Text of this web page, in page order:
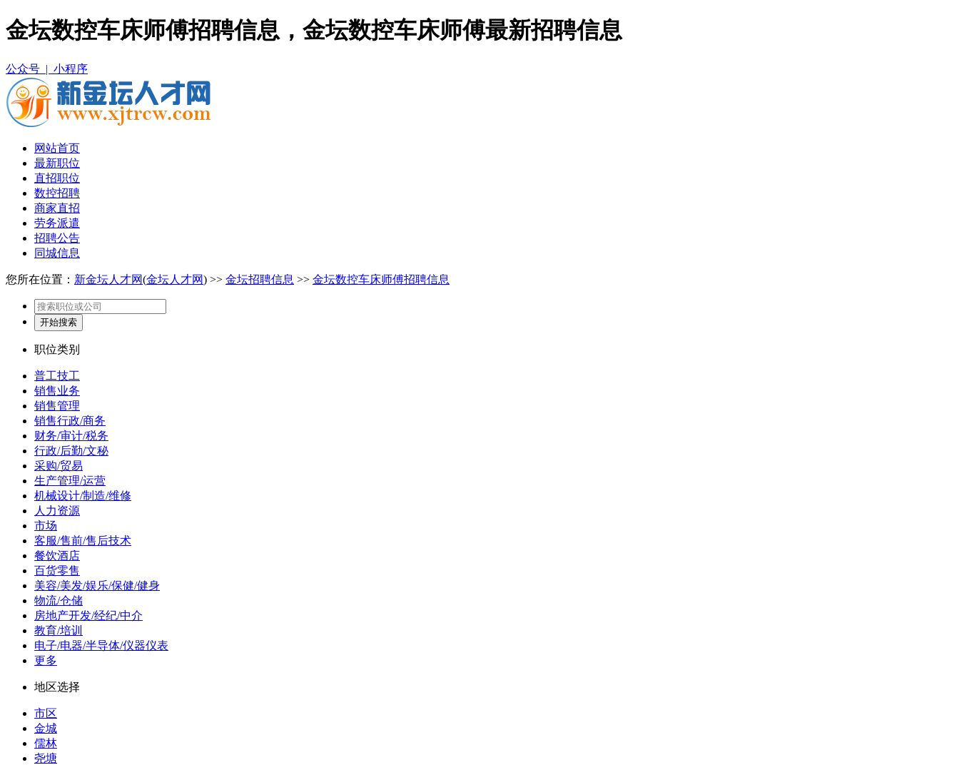
金坛数控车床师傅招聘信息，金坛数控车床师傅最新招聘信息
公众号 | 小程序
网站首页
最新职位
直招职位
数控招聘
商家直招
劳务派遣
招聘公告
同城信息
您所在位置： 新金坛人才网(金坛人才网) >> 金坛招聘信息 >> 金坛数控车床师傅招聘信息
开始搜索
职位类别
普工技工
销售业务
销售管理
销售行政/商务
财务/审计/税务
行政/后勤/文秘
采购/贸易
生产管理/运营
机械设计/制造/维修
人力资源
市场
客服/售前/售后技术
餐饮酒店
百货零售
美容/美发/娱乐/保健/健身
物流/仓储
房地产开发/经纪/中介
教育/培训
电子/电器/半导体/仪器仪表
更多
地区选择
市区
金城
儒林
尧塘